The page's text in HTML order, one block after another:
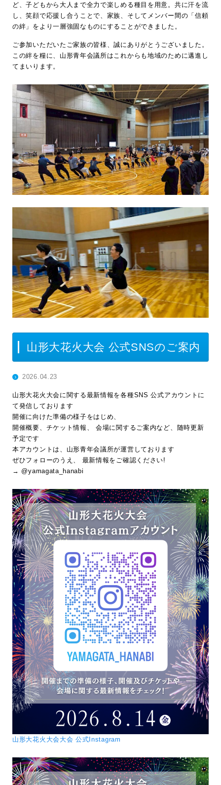
ど、子どもから大人まで全力で楽しめる種目を用意。共に汗を流
し、笑顔で応援し合うことで、家族、そしてメンバー間の「信頼
の絆」をより一層強固なものにすることができました。
ご参加いただいたご家族の皆様、誠にありがとうございました。
この絆を糧に、山形青年会議所はこれからも地域のために邁進し
てまいります。
山形大花火大会 公式SNSのご案内
2026.04.23
山形大花火大会に関する最新情報を各種SNS 公式アカウントに
て発信しております
開催に向けた準備の様子をはじめ、
開催概要、チケット情報、 会場に関するご案内など、随時更新
予定です
本アカウントは、山形青年会議所が運営しております
ぜひフォローのうえ、 最新情報をご確認ください!
→ @yamagata_hanabi
山形大花火大会大会 公式Instagram